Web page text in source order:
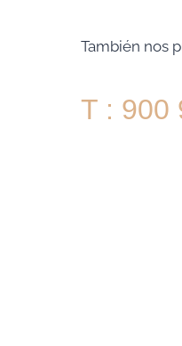
También nos
T : 900